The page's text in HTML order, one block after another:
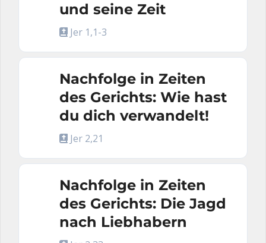
und seine Zeit
Jer 1,1-3
Nachfolge in Zeiten
des Gerichts: Wie hast
du dich verwandelt!
Jer 2,21
Nachfolge in Zeiten
des Gerichts: Die Jagd
nach Liebhabern